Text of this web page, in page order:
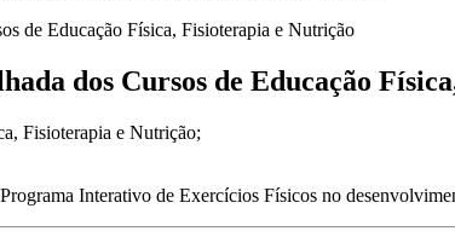
dos Cursos de Educação
Fisioterapia e Nutrição;
Interativo de Exercícios Físicos no